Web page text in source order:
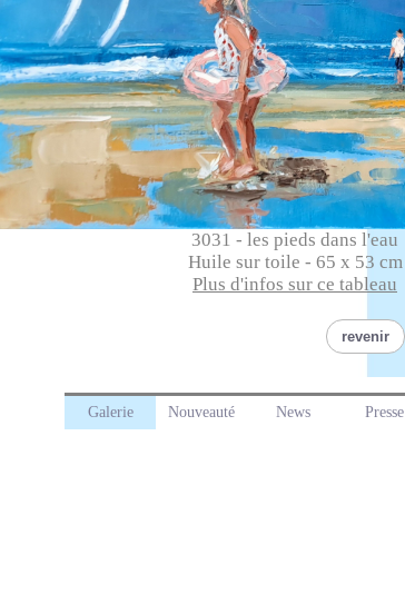
3031 - les pieds dans l'eau
Huile sur toile - 65 x 53 cm
Plus d'infos sur ce tableau
revenir
Galerie Nouveauté News Presse